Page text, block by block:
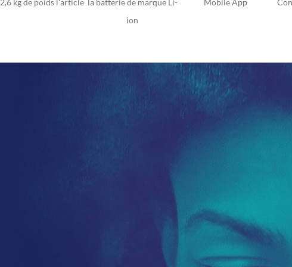
kg de poids l'article la batterie de marque Li-
ion
Mobile App